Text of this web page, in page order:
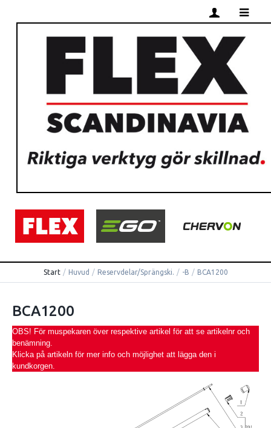
Start / Huvud / Reservdelar/Sprängski. / -B / BCA1200
BCA1200
OBS! För muspekaren över respektive artikel för att se artikelnr och
benämning.
Klicka på artikeln för mer info och möjlighet att lägga den i
kundkorgen.